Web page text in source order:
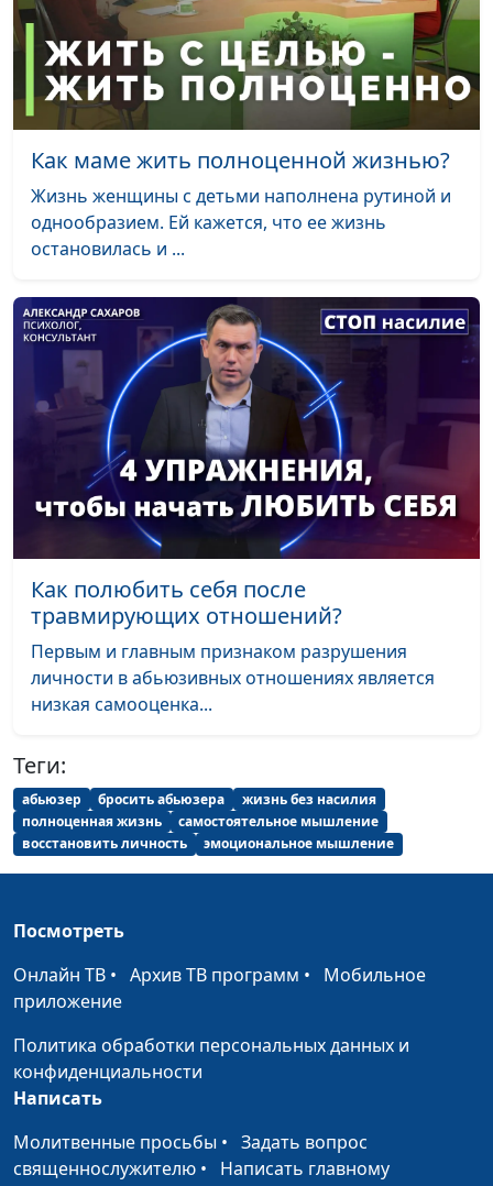
Как маме жить полноценной жизнью?
Жизнь женщины с детьми наполнена рутиной и
однообразием. Ей кажется, что ее жизнь
остановилась и ...
Как полюбить себя после
травмирующих отношений?
Первым и главным признаком разрушения
личности в абьюзивных отношениях является
низкая самооценка...
Теги:
абьюзер бросить абьюзера
жизнь без насилия
полноценная жизнь
самостоятельное мышление
восстановить личность
эмоциональное мышление
Посмотреть
Онлайн ТВ • Архив ТВ программ • Мобильное
приложение
Политика обработки персональных данных и
конфиденциальности
Написать
Молитвенные просьбы • Задать вопрос
священнослужителю • Написать главному